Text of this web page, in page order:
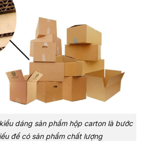
dáng sản phẩm hộp carton là bước
để có sản phẩm chất lượng